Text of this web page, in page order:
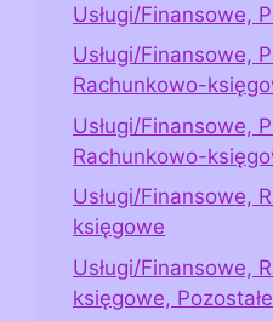
Usługi/Finansowe,
Usługi/Finansowe,
Rachunkowo-
Usługi/Finansowe,
Rachunkowo-
Usługi/Finansowe,
księgowe
Usługi/Finansowe,
księgowe, Pozostałe